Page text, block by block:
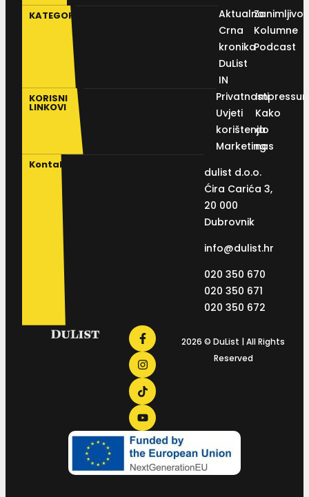
KATEGORIJE
Aktualno
Crna
kronika
DuList
IN
Kolumne
Podcast
KORISNI
LINKOVI
Privatnosti
Uvjeti
korištenja
Marketing
Kako
do
nas
Kontakt
dulist d.o.o.
Ćira Carića 3,
20 000
Dubrovnik
info@dulist.hr
020 350 670
020 350 671
020 350 672
2026 © DuList | All Rights
Reserved